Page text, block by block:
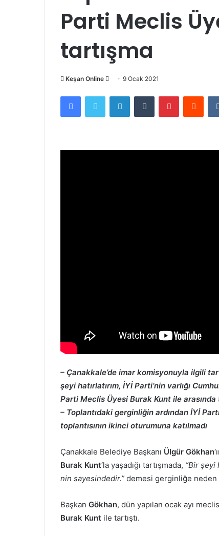
Parti Meclis
tartışma
Keşan Online
posta
göndermek
9 Ocak 2021
FacebookTwitter LinkedInTumblr Pinterest
– Çanakkale’de imar komisyonuyla ilgili
şeyi hatırlatırım, İYİ Parti’nin varlığı
Parti Meclis Üyesi Burak Kunt ile arasında
– Toplantıdaki gerginliğin ardından İYİ
toplantısının ikinci oturumuna katılmadı
Çanakkale Belediye Başkanı Ülgür Gökhan
Burak Kunt‘la yaşadığı tartışmada, “Bir şeyi
nin sayesindedir.” demesi gerginliğe neden
Başkan Gökhan, dün yapılan ocak ayı
Burak Kunt ile tartıştı.